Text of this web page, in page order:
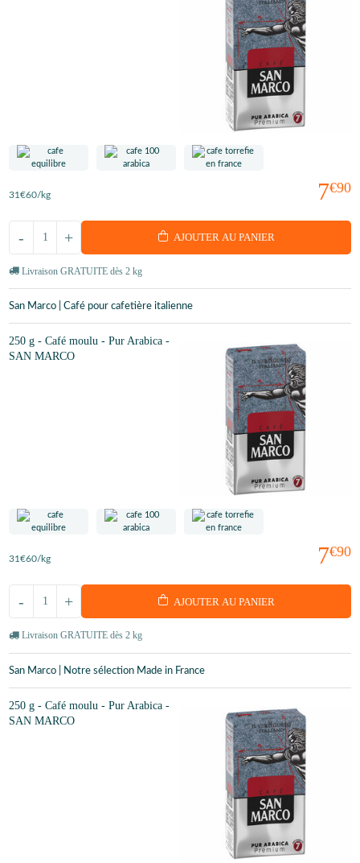
7€90
31€60/kg
+
- AJOUTER AU PANIER
Livraison GRATUITE dès 2 kg
San Marco | Café pour cafetière italienne
250 g - Café moulu - Pur Arabica -
SAN MARCO
7€90
31€60/kg
+
- AJOUTER AU PANIER
Livraison GRATUITE dès 2 kg
San Marco | Notre sélection Made in France
250 g - Café moulu - Pur Arabica -
SAN MARCO